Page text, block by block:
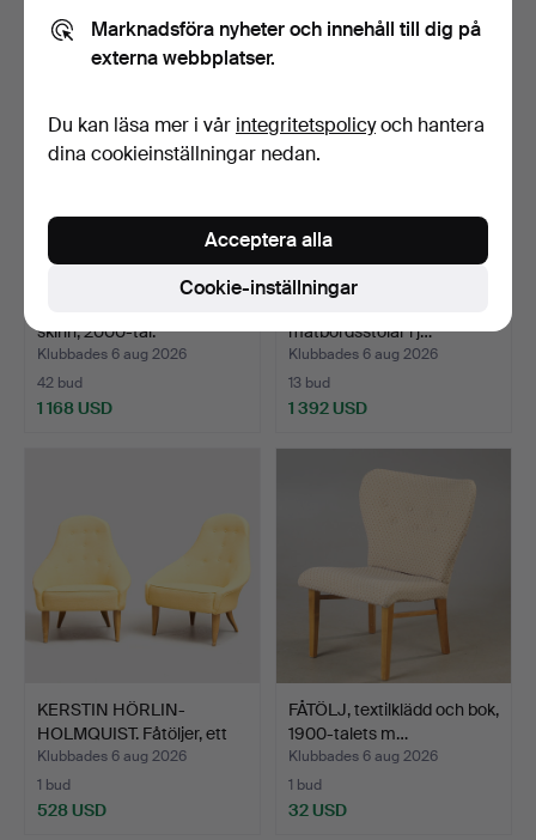
skinn, 2000-tal.
Klubbades 6 aug 2026
42 bud
1 168 USD
matbordsstolar i j…
Klubbades 6 aug 2026
13 bud
1 392 USD
KERSTIN HÖRLIN-
HOLMQUIST. Fåtöljer, ett
pa…
Klubbades 6 aug 2026
1 bud
528 USD
FÅTÖLJ, textilklädd och bok,
1900-talets m…
Klubbades 6 aug 2026
1 bud
32 USD
Marknadsföra nyheter och innehåll till dig på
externa webbplatser.
Du kan läsa mer i vår integritetspolicyoch hantera
dina cookieinställningar nedan.
Cookie-inställningar
Acceptera alla